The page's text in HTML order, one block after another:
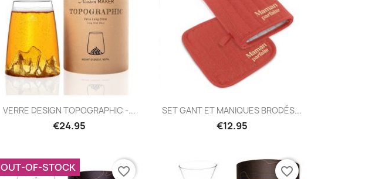
Quick view
VERRE DESIGN TOPOGRAPHIC -...
€24.95
Quick view
SET GANT ET MANIQUES BRODÉS...
€12.95
OUT-OF-STOCK favorite_border favorite_border